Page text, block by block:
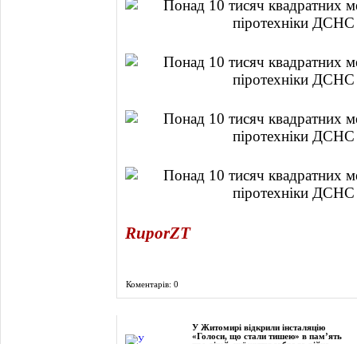
RuporZT
Коментарів: 0
У Житомирі відкрили інсталяцію
«Голоси, що стали тишею» в пам’ять